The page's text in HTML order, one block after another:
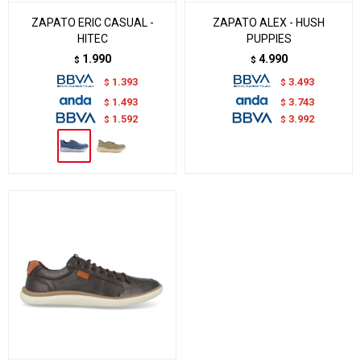
ZAPATO ERIC CASUAL -
HITEC
$ 1.990
$ 1.393
$ 1.493
$ 1.592
ZAPATO ALEX - HUSH
PUPPIES
$ 4.990
$ 3.493
$ 3.743
$ 3.992